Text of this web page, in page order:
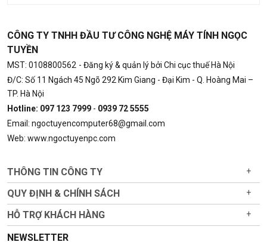
CÔNG TY TNHH ĐẦU TƯ CÔNG NGHỆ MÁY TÍNH NGỌC
TUYỀN
MST: 0108800562 - Đăng ký & quản lý bởi Chi cục thuế Hà Nội
Đ/C: Số 11 Ngách 45 Ngõ 292 Kim Giang - Đại Kim - Q. Hoàng Mai –
TP. Hà Nội
Hotline: 097 123 7999 - 0939 72 5555
Email: ngoctuyencomputer68@gmail.com
Web: www.ngoctuyenpc.com
THÔNG TIN CÔNG TY +
QUY ĐỊNH & CHÍNH SÁCH +
HỖ TRỢ KHÁCH HÀNG +
NEWSLETTER